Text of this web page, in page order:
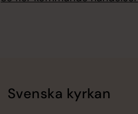
Svenska kyrkan